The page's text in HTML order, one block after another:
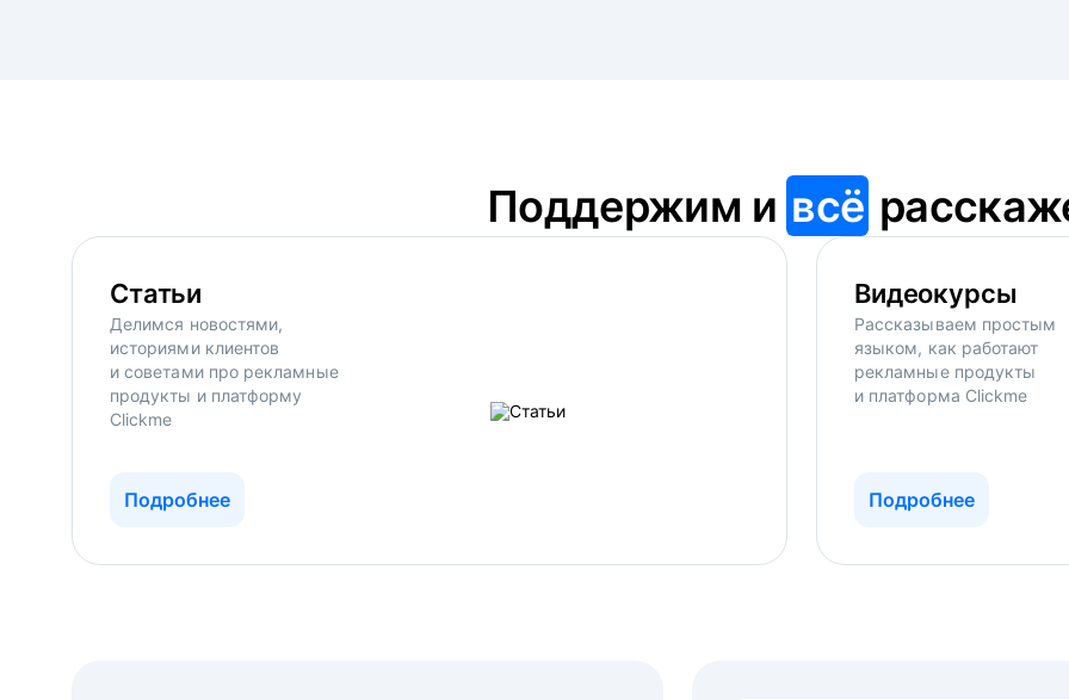
Поддержим и всё
Статьи
Делимся новостями,
историями клиентов
и советами про рекламные
продукты и платформу
Clickme
Подробнее
Видеокурсы
Рассказываем простым
языком, как работают
рекламные продукты
и платформа Clickme
Подробнее